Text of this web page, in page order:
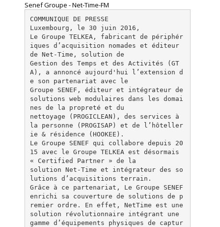
Senef Groupe - Net-Time-FM
COMMUNIQUE DE PRESSE
Luxembourg, le 30 juin 2016,
Le Groupe TELKEA, fabricant de périphér
iques d’acquisition nomades et éditeur
de Net-Time, solution de
Gestion des Temps et des Activités (GT
A), a annoncé aujourd'hui l’extension d
e son partenariat avec le
Groupe SENEF, éditeur et intégrateur de
solutions web modulaires dans les domai
nes de la propreté et du
nettoyage (PROGICLEAN), des services à
la personne (PROGISAP) et de l’hôteller
ie & résidence (HOOKEE).
Le Groupe SENEF qui collabore depuis 20
15 avec le Groupe TELKEA est désormais
« Certified Partner » de la
solution Net-Time et intégrateur des so
lutions d’acquisitions terrain.
Grâce à ce partenariat, Le Groupe SENEF
enrichi sa couverture de solutions de p
remier ordre. En effet, NetTime est une
solution révolutionnaire intégrant une
gamme d’équipements physiques de captur